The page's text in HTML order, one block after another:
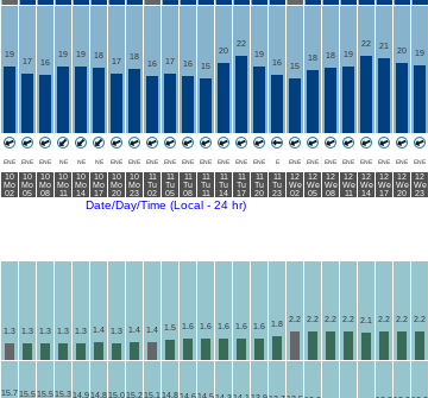
19
17
16
19 19 18
17
18
16
17 16 15
20
22
19
16
15
18 18 19
22 21
20 19
ENE ENE ENE NE NE NE ENE ENE ENE ENE ENE ENE ENE ENE ENE E ENE ENE ENE ENE ENE ENE ENE ENE
10
Mo
02
10
Mo
05
10
Mo
08
10
Mo
11
10
Mo
14
10
Mo
17
10
Mo
20
10
Mo
23
11
Tu
02
11
Tu
05
11
Tu
08
11
Tu
11
11
Tu
14
11
Tu
17
11
Tu
20
11
Tu
23
12
We
02
12
We
05
12
We
08
12
We
11
12
We
14
12
We
17
12
We
20
12
We
23
Date/Day/Time (Local - 24 hr)
1.3 1.3 1.3 1.3 1.3 1.4 1.3 1.4 1.4 1.5 1.6 1.6 1.6 1.6 1.6 1.8
2.2 2.2 2.2 2.2 2.1 2.2 2.2 2.2
15.715.515.515.314.914.815.015.215.1 14.814.614.5